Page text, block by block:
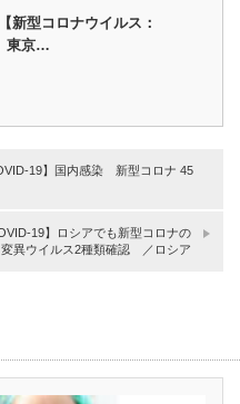
新型コロナウイルス：
東京…
19】国内感染 新型コロナ 45
19】ロシアでも新型コロナの
変異ウイルス2種類確認 ／ロシア